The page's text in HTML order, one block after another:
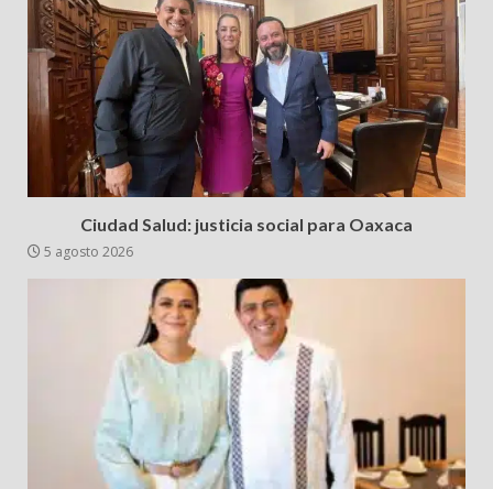
Ciudad Salud: justicia social para Oaxaca
5 agosto 2026